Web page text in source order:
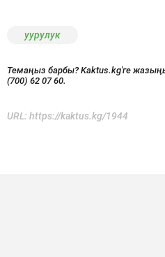
уурулук
Темаңыз барбы? Kaktus.kg'ге
(700) 62 07 60.
URL: https://kaktus.kg/1944